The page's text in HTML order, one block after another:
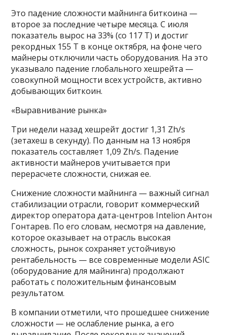
Это падение сложности майнинга биткоина —
второе за последние четыре месяца. С июля
показатель вырос на 33% (со 117 Т) и достиг
рекордных 155 Т в конце октября, на фоне чего
майнеры отключили часть оборудования. На это
указывало падение глобального хешрейта —
совокупной мощности всех устройств, активно
добывающих биткоин.
«Выравнивание рынка»
Три недели назад хешрейт достиг 1,31 Zh/s
(зетахеш в секунду). По данным на 13 ноября
показатель составляет 1,09 Zh/s. Падение
активности майнеров учитывается при
перерасчете сложности, снижая ее.
Снижение сложности майнинга — важный сигнал
стабилизации отрасли, говорит коммерческий
директор оператора дата-центров Intelion Антон
Гонтарев. По его словам, несмотря на давление,
которое оказывает на отрасль высокая
сложность, рынок сохраняет устойчивую
рентабельность — все современные модели ASIC
(оборудование для майнинга) продолжают
работать с положительным финансовым
результатом.
В компании отметили, что прошедшее снижение
сложности — не ослабление рынка, а его